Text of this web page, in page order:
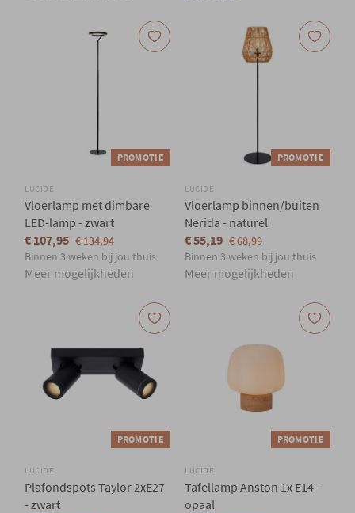
PROMOTIE
LUCIDE
Vloerlamp met dimbare
LED-lamp - zwart
€ 107,95 € 134,94
Binnen 3 weken bij jou thuis
Meer mogelijkheden
PROMOTIE
LUCIDE
Vloerlamp binnen/buiten
Nerida - naturel
€ 55,19 € 68,99
Binnen 3 weken bij jou thuis
Meer mogelijkheden
PROMOTIE
LUCIDE
Plafondspots Taylor 2xE27
- zwart
PROMOTIE
LUCIDE
Tafellamp Anston 1x E14 -
opaal